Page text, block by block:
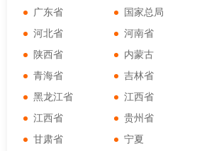
广东省
国家总局
河北省
河南省
陕西省
内蒙古
青海省
吉林省
黑龙江省
江西省
江西省
贵州省
甘肃省
宁夏